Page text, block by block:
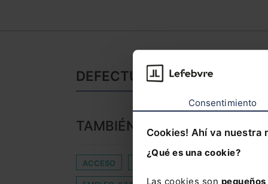
Consentimiento
Cookies! Ahí va nuestra
¿Qué es una cookie?
Las cookies son
DEFECTUOSOS: NOTICIAS
TAMBIÉN TE PUEDE
ACCESO